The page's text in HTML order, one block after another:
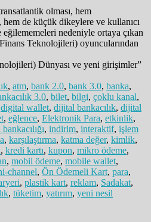
olması, hem
de küçük dikeylere ve kullanıcı
nedeniyle ortaya çıkan
Teknolojileri) oyuncularından
Dünyası ve yeni girişimler”
, atm, bank 2.0, bank 3.0, banka,
3.0, bilet, bilgi, çoklu kanal,
digital wallet, dijital bankacılık, dijital
, eğlence, Elektronik Para, etkinlik,
, indirim, interaktif, işlem
, karşılaştırma, katma değer, kimlik,
, kredi kartı, kupon, mikro ödeme,
, mobil ödeme, mobile wallet,
channel, Ön Ödemeli Kart, para,
, plastik kart, reklam, Sadakat,
, tüketim, yatırım, yeni nesil